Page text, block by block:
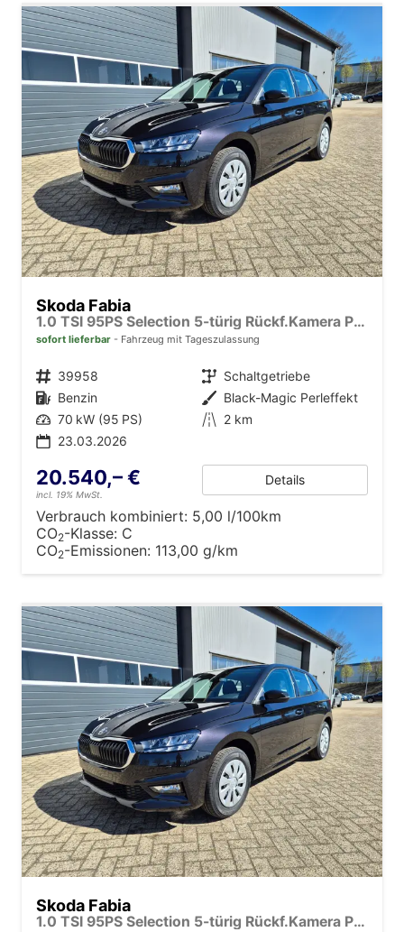
Skoda Fabia
1.0 TSI 95PS Selection 5-türig Rückf.Kamera Parksensoren Sitzheizung Multifunktionslenkrad Klima Skoda-Radio Bluetooth Touchscreen Tempomat Nebelsch. Apple CarPlay + Android Auto
sofort lieferbar Fahrzeug mit Tageszulassung
Fahrzeugnr. 39958 Getriebe Schaltgetriebe
Kraftstoff Benzin Außenfarbe Black-Magic Perleffekt
Leistung 70 kW (95 PS) Kilometerstand 2 km
23.03.2026
20.540,– €
incl. 19% MwSt.
Details
Verbrauch kombiniert: 5,00 l/100km
CO2-Klasse: C
CO2-Emissionen: 113,00 g/km
Skoda Fabia
1.0 TSI 95PS Selection 5-türig Rückf.Kamera Parksensoren Sitzheizung Multifunktionslenkrad Klima Skoda-Radio Bluetooth Touchscreen Tempomat Nebelsch. Apple CarPlay + Android Auto